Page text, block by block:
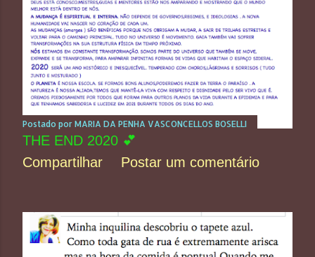
Postado por MARIA DA PENHA VASCONCELLOS BOSELLI
THE END 2020 💕
Compartilhar
Postar um comentário